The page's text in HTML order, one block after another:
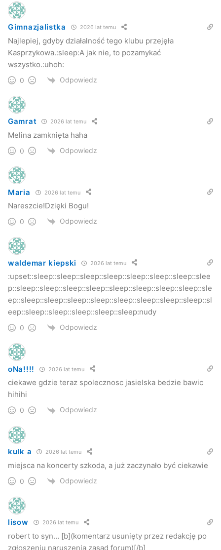
Gimnazjalistka 2026 lat temu
Najlepiej, gdyby działalność tego klubu przejęła
Kasprzykowa.:sleep:A jak nie, to pozamykać
wszystko.:uhoh:
0 Odpowiedz
Gamrat 2026 lat temu
Melina zamknięta haha
0 Odpowiedz
Maria 2026 lat temu
Nareszcie!Dzięki Bogu!
0 Odpowiedz
waldemar kiepski 2026 lat temu
:upset::sleep::sleep::sleep::sleep::sleep::sleep::sleep::slee
p::sleep::sleep::sleep::sleep::sleep::sleep::sleep::sleep::sle
ep::sleep::sleep::sleep::sleep::sleep::sleep::sleep::sleep::sl
eep::sleep::sleep::sleep::sleep::sleep:nudy
0 Odpowiedz
oNa!!!! 2026 lat temu
ciekawe gdzie teraz spolecznosc jasielska bedzie bawic
hihihi
0 Odpowiedz
kulk a 2026 lat temu
miejsca na koncerty szkoda, a już zaczynało być ciekawie
0 Odpowiedz
lisow 2026 lat temu
robert to syn… [b](komentarz usunięty przez redakcję po
zgłoszeniu naruszenia zasad forum)[/b]